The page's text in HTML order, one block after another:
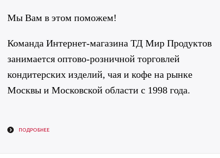
Мы Вам в этом поможем!
Команда Интернет-магазина ТД Мир Продуктов
занимается оптово-розничной торговлей
кондитерских изделий, чая и кофе на рынке
Москвы и Московской области с 1998 года.
ПОДРОБНЕЕ